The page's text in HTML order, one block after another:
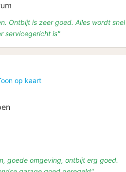
Ontbijt is zeer goed. Alles wordt snel
servicegericht is"
op kaart
goede omgeving, ontbijt erg goed.